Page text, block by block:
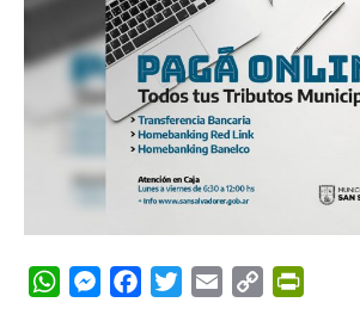
WhatsApp
Messenger
FacebookTwitterEmail Copy